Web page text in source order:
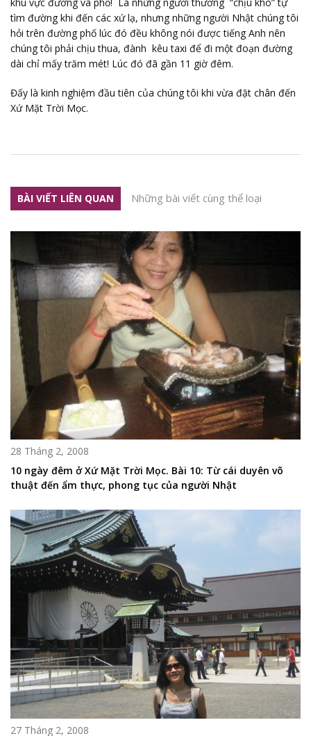
tìm đường khi đến các xứ lạ, nhưng những người Nhật chúng tôi
hỏi trên đường phố lúc đó đều không nói được tiếng Anh nên
chúng tôi phải chịu thua, đành kêu taxi để đi một đoạn đường
dài chỉ mấy trăm mét! Lúc đó đã gần 11 giờ đêm.
Đấy là kinh nghiệm đầu tiên của chúng tôi khi vừa đặt chân đến
Xứ Mặt Trời Mọc.
BÀI VIẾT LIÊN QUAN Những bài viết cùng thể loại
28 Tháng 2, 2008
10 ngày đêm ở Xứ Mặt Trời Mọc. Bài 10: Từ cái duyên võ
thuật đến ẩm thực, phong tục của người Nhật
27 Tháng 2, 2008